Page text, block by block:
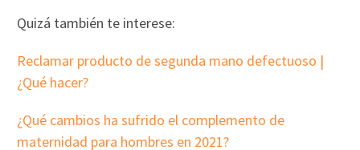
Quizá también te interese:
Reclamar producto de segunda mano defectuoso |
¿Qué hacer?
¿Qué cambios ha sufrido el complemento de
maternidad para hombres en 2021?